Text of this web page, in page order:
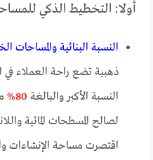
أولا: التخطيط الذكي
النسبة البنائية والمساحات
ذهبية تضع راحة العملاء
النسبة الأكبر والبالغة 80%
لصالح المسطحات المائية
اقتصرت مساحة الإنشاءات